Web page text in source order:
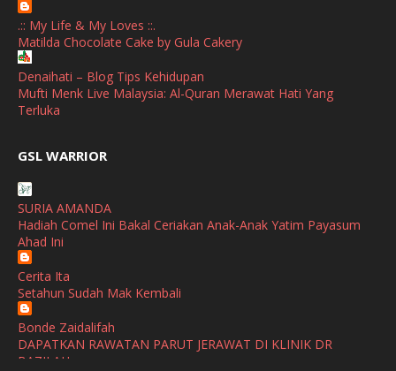
September
April
March
January
November (2)
September
August
July
.:: My Life & My Loves ::.
Matilda Chocolate Cake by Gula Cakery
Denaihati – Blog Tips Kehidupan
Mufti Menk Live Malaysia: Al-Quran Merawat Hati Yang
Terluka
Watsons Get Active Carnival 2026 Meriahkan Stadium Merdeka
SHALIMAR YUSOF
Selamat Maju Jaya Untuk Puan Intan
Show All
GSL WARRIOR
SURIA AMANDA
Hadiah Comel Ini Bakal Ceriakan Anak-Anak Yatim Payasum
Ahad Ini
Cerita Ita
Setahun Sudah Mak Kembali
Bonde Zaidalifah
DAPATKAN RAWATAN PARUT JERAWAT DI KLINIK DR
BAZILAH